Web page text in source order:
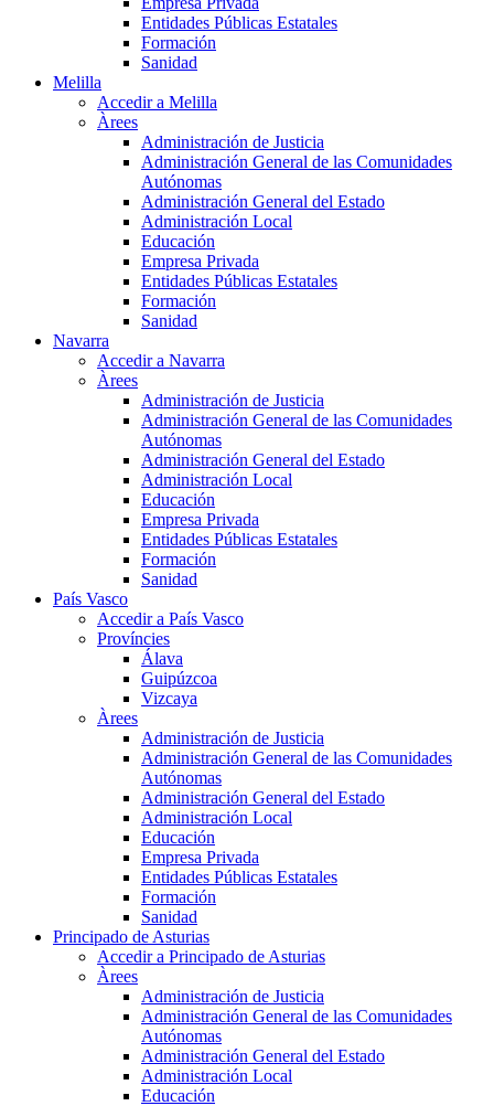
Entidades Públicas Estatales
Formación
Sanidad
Melilla
Accedir a Melilla
Àrees
Administración de Justicia
Administración General de las Comunidades
Autónomas
Administración General del Estado
Administración Local
Educación
Empresa Privada
Entidades Públicas Estatales
Formación
Sanidad
Navarra
Accedir a Navarra
Àrees
Administración de Justicia
Administración General de las Comunidades
Autónomas
Administración General del Estado
Administración Local
Educación
Empresa Privada
Entidades Públicas Estatales
Formación
Sanidad
País Vasco
Accedir a País Vasco
Províncies
Álava
Guipúzcoa
Vizcaya
Àrees
Administración de Justicia
Administración General de las Comunidades
Autónomas
Administración General del Estado
Administración Local
Educación
Empresa Privada
Entidades Públicas Estatales
Formación
Sanidad
Principado de Asturias
Accedir a Principado de Asturias
Àrees
Administración de Justicia
Administración General de las Comunidades
Autónomas
Administración General del Estado
Administración Local
Educación